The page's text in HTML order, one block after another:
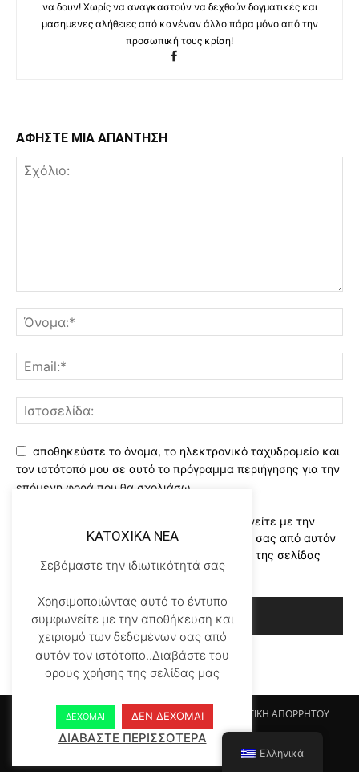
να δουν! Χωρίς να αναγκαστούν να δεχθούν δογματικές και
μασημενες αλήθειες από κανέναν άλλο πάρα μόνο από την
προσωπική τους κρίση!
ΑΦΗΣΤΕ ΜΙΑ ΑΠΑΝΤΗΣΗ
αποθηκεύστε το όνομα, το ηλεκτρονικό ταχυδρομείο και
τον ιστότοπό μου σε αυτό το πρόγραμμα περιήγησης για την
επόμενη φορά που θα σχολιάσω.
Χρησιμοποιώντας αυτό το έντυπο συμφωνείτε με την
αποθήκευση και χειρισμό των δεδομένων σας από αυτόν
τον ιστότοπο..Διαβάστε του ορους χρήσης της σελίδας
μας*
Αρχικη KATOHIKA NEA Login Register
ΠΟΛΙΤΙΚΗ ΑΠΟΡΡΗΤΟΥ
ΟΡΟΙ ΧΡΗΣΗΣ
ΕΠΙΚΟΙΝΩΝΙΑ
© Newspaper WordPress Theme by TagDiv
KATOXIKA NEA
Σεβόμαστε την ιδιωτικότητά σας
Χρησιμοποιώντας αυτό το έντυπο
συμφωνείτε με την αποθήκευση και
χειρισμό των δεδομένων σας από
αυτόν τον ιστότοπο..Διαβάστε του
ορους χρήσης της σελίδας μας
ΔΕΧΟΜΑΙ ΔΕΝ ΔΕΧΟΜΑΙ
ΔΙΑΒΑΣΤΕ ΠΕΡΙΣΣΟΤΕΡΑ
Ελληνικά